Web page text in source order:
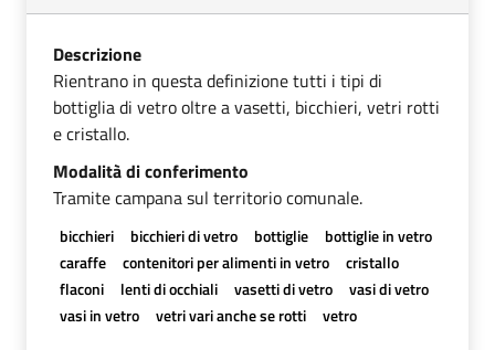
Descrizione
Rientrano in questa definizione tutti i tipi di
bottiglia di vetro oltre a vasetti, bicchieri, vetri rotti
e cristallo.
Modalità di conferimento
Tramite campana sul territorio comunale.
bicchieri bicchieri di vetro bottiglie
bottiglie in vetro
caraffe
contenitori per alimenti in vetro
cristallo
flaconi
lenti di occhiali vasetti di vetro
vasi di vetro
vasi in vetro
vetri vari anche se rotti vetro